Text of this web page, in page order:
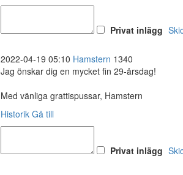
Privat inlägg
2022-04-19 05:10 Hamstern 1340
Jag önskar dig en mycket fin 29-årsdag!
Med vänliga grattispussar, Hamstern
Historik Gå till
Privat inlägg